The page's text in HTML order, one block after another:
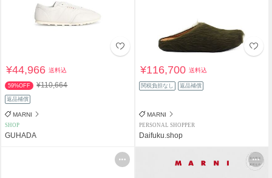
¥44,966送料込
59%OFF ¥110,664
返品補償
MARNI
SHOP
GUHADA
¥116,700送料込
関税負担なし 返品補償
MARNI
PERSONAL SHOPPER
Daifuku.shop